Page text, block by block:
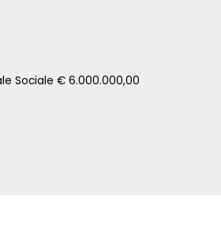
Sociale € 6.000.000,00
tua auto senza impegno